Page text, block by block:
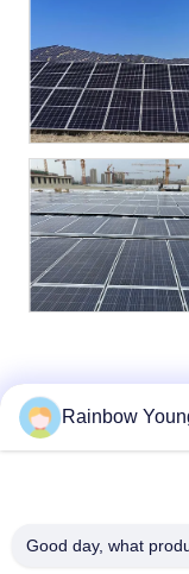
Rainbow
Good day, what